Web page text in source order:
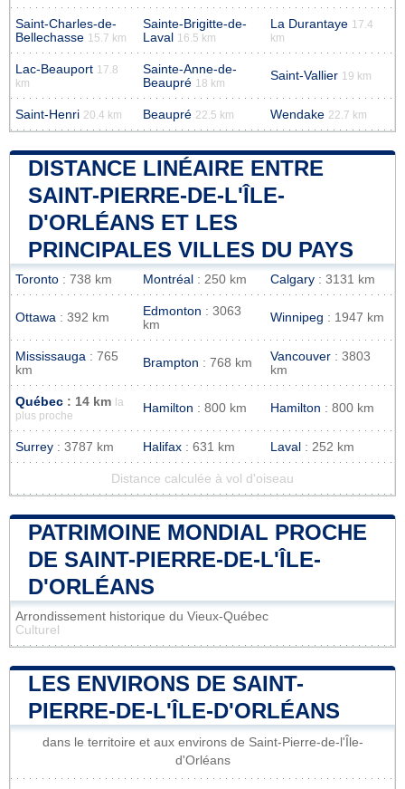
Saint-Charles-de-
Bellechasse 15.7 km
Sainte-Brigitte-de-
Laval 16.5 km
La Durantaye 17.4
km
Lac-Beauport 17.8
km
Sainte-Anne-de-
Beaupré 18 km
Saint-Vallier 19 km
Saint-Henri 20.4 km Beaupré 22.5 km Wendake 22.7 km
DISTANCE LINÉAIRE ENTRE
SAINT-PIERRE-DE-L'ÎLE-
D'ORLÉANS ET LES
PRINCIPALES VILLES DU PAYS
Toronto : 738 km Montréal : 250 km Calgary : 3131 km
Ottawa : 392 km Edmonton : 3063
km
Winnipeg : 1947 km
Mississauga : 765
km
Brampton : 768 km Vancouver : 3803
km
Québec : 14 km
la
plus proche
Hamilton : 800 km Hamilton : 800 km
Surrey : 3787 km Halifax : 631 km Laval : 252 km
Distance calculée à vol d'oiseau
PATRIMOINE MONDIAL PROCHE
DE SAINT-PIERRE-DE-L'ÎLE-
D'ORLÉANS
Arrondissement historique du Vieux-Québec
Culturel
LES ENVIRONS DE SAINT-
PIERRE-DE-L'ÎLE-D'ORLÉANS
dans le territoire et aux environs de Saint-Pierre-de-l'Île-
d'Orléans